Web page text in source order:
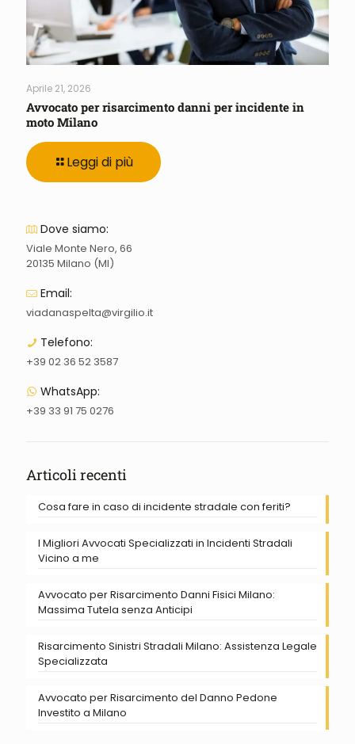
Aprile 21, 2026
Avvocato per risarcimento danni per incidente in
moto Milano
Leggi di più
Dove siamo:
Viale Monte Nero, 66
20135 Milano (MI)
Email:
viadanaspelta@virgilio.it
Telefono:
+39 02 36 52 3587
WhatsApp:
+39 33 91 75 0276
Articoli recenti
Cosa fare in caso di incidente stradale con feriti?
I Migliori Avvocati Specializzati in Incidenti Stradali
Vicino a me
Avvocato per Risarcimento Danni Fisici Milano:
Massima Tutela senza Anticipi
Risarcimento Sinistri Stradali Milano: Assistenza Legale
Specializzata
Avvocato per Risarcimento del Danno Pedone
Investito a Milano